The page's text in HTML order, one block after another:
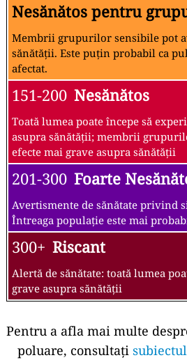
Nesănătos pentru
Membrii grupurilor sensibile pot
sănătății. Este puțin probabil ca
afectat.
151-200 Nesănătos
Toată lumea poate începe să
asupra sănătății; membrii
efecte mai grave asupra sănătății
201-300 Foarte
Avertismente de sănătate privind
Întreaga populație este mai
300+ Riscant
Alertă de sănătate: toată lumea
grave asupra sănătății
Pentru a afla mai multe
poluare, consultați